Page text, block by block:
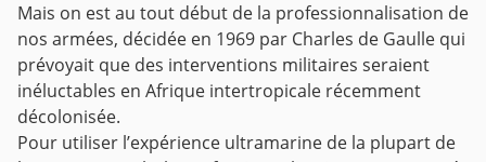
Mais on est au tout début de la professionnalisation de
nos armées, décidée en 1969 par Charles de Gaulle qui
prévoyait que des interventions militaires seraient
inéluctables en Afrique intertropicale récemment
décolonisée.
Pour utiliser l’expérience ultramarine de la plupart de